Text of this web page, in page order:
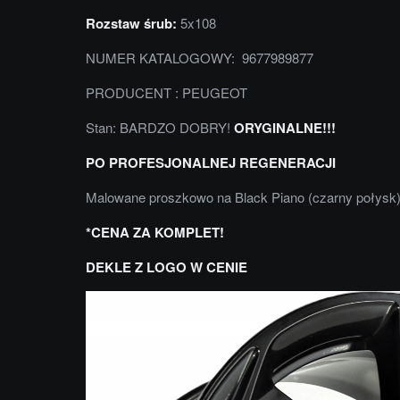
Rozstaw śrub: 5x108
NUMER KATALOGOWY: 9677989877
PRODUCENT : PEUGEOT
Stan: BARDZO DOBRY! ORYGINALNE!!!
PO PROFESJONALNEJ REGENERACJI
Malowane proszkowo na Black Piano (czarny
*CENA ZA KOMPLET!
DEKLE Z LOGO W CENIE